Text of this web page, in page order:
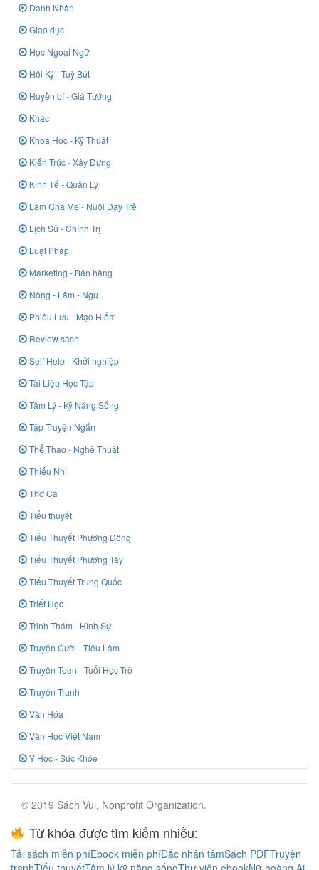
Danh Nhân
Giáo dục
Học Ngoại Ngữ
Hồi Ký - Tuỳ Bút
Huyền bí - Giả Tưởng
Khác
Khoa Học - Kỹ Thuật
Kiến Trúc - Xây Dựng
Kinh Tế - Quản Lý
Làm Cha Mẹ - Nuôi Dạy Trẻ
Lịch Sử - Chính Trị
Luật Pháp
Marketing - Bán hàng
Nông - Lâm - Ngư
Phiêu Lưu - Mạo Hiểm
Review sách
Self Help - Khởi nghiệp
Tài Liệu Học Tập
Tâm Lý - Kỹ Năng Sống
Tập Truyện Ngắn
Thể Thao - Nghệ Thuật
Thiếu Nhi
Thơ Ca
Tiểu thuyết
Tiểu Thuyết Phương Đông
Tiểu Thuyết Phương Tây
Tiểu Thuyết Trung Quốc
Triết Học
Trinh Thám - Hình Sự
Truyện Cười - Tiếu Lâm
Truyên Teen - Tuổi Học Trò
Truyện Tranh
Văn Hóa
Văn Học Việt Nam
Y Học - Sức Khỏe
© 2019 Sách Vui, Nonprofit Organization.
Từ khóa được tìm kiếm nhiều:
Tải sách miễn phíEbook miễn phíĐắc nhân tâmSách PDFTruyện